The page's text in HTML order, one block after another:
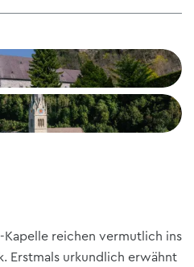
Kapelle reichen vermutlich ins
Erstmals urkundlich erwähnt